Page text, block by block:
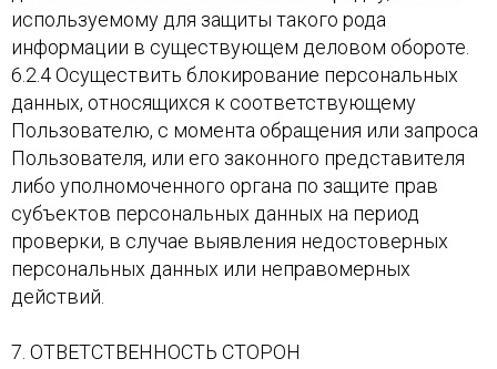
используемому для защиты такого рода
информации в существующем деловом обороте.
6.2.4 Осуществить блокирование персональных
данных, относящихся к соответствующему
Пользователю, с момента обращения или запроса
Пользователя, или его законного представителя
либо уполномоченного органа по защите прав
субъектов персональных данных на период
проверки, в случае выявления недостоверных
персональных данных или неправомерных
действий.
7. ОТВЕТСТВЕННОСТЬ СТОРОН